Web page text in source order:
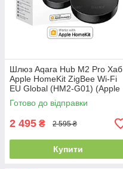
Шлюз Aqara Hub M2 Pro Хаб
Apple HomeKit ZigBee Wi-Fi
EU Global (HM2-G01) (Apple
HomeKit, Google Assistant)
Готово до відправки
2 495 ₴ 2 595 ₴
Купити